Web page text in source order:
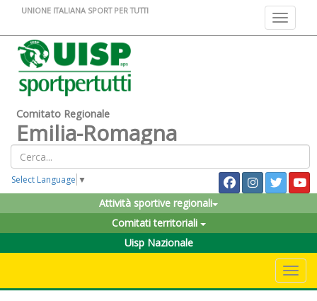
Toggle
UNIONE ITALIANA SPORT PER TUTTI
Comitato Regionale
Emilia-Romagna
Select Language ▼
Attività sportive regionali
Comitati territoriali
Uisp Nazionale